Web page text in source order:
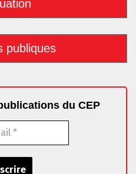
publiques
du CEP